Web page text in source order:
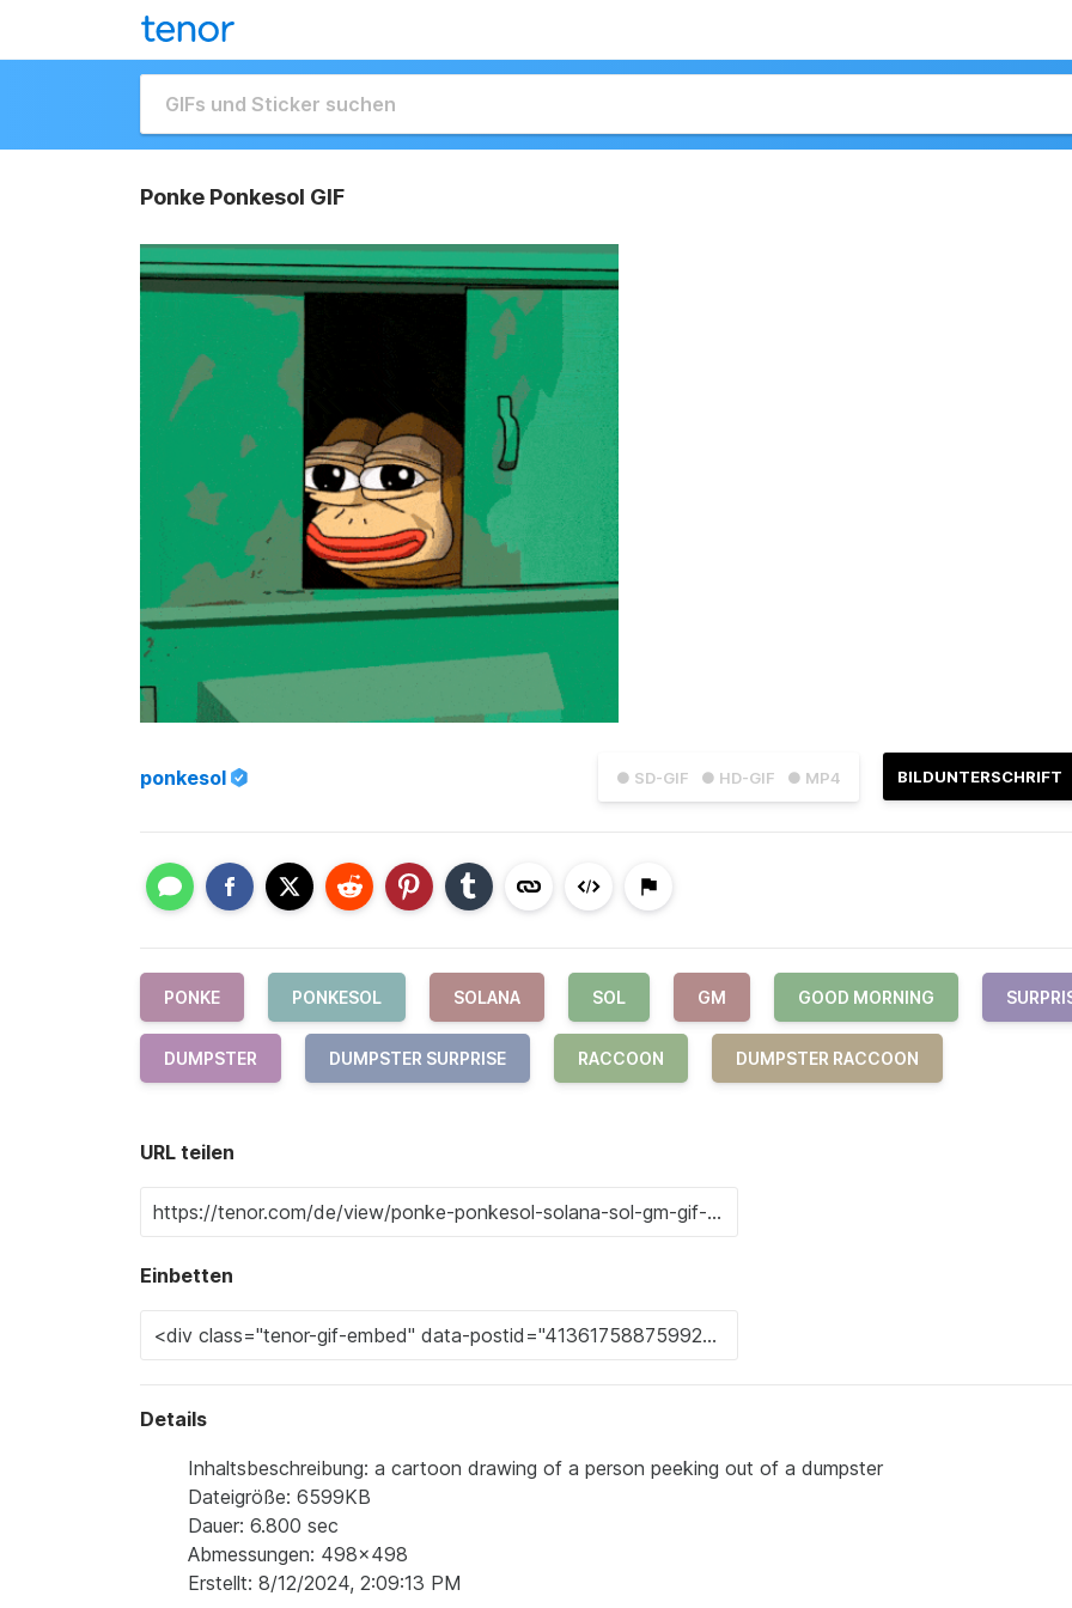
Ponke Ponkesol GIF
● SD-GIF ● HD-GIF ● MP4 BILDUNTERSCHRIFT
ponkesol
PONKE PONKESOL SOLANA SOL GM GOOD MORNING
DUMPSTER DUMPSTER SURPRISE RACCOON DUMPSTER RACCOON
URL teilen
Einbetten
Details
Inhaltsbeschreibung: a cartoon drawing of a person peeking out of a dumpster
Dateigröße: 6599KB
Dauer: 6.800 sec
Abmessungen: 498x498
Erstellt: 8/12/2024, 2:09:13 PM